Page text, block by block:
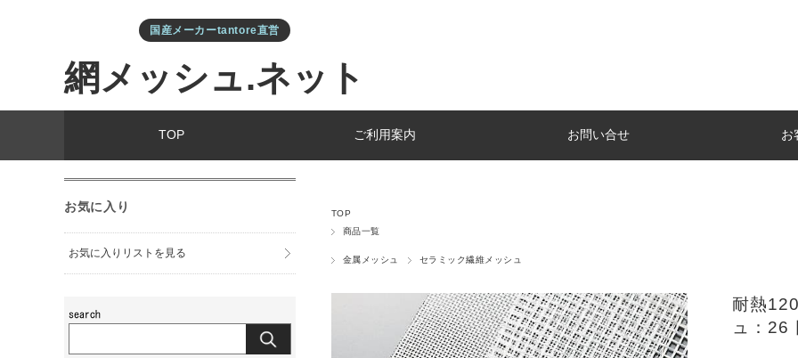
網メッシュ.ネット
国産メーカーtantore直営
TOP ご利用案内 お問い合せ お
TOP
商品一覧
金属メッシュ セラミック繊維メッシュ
耐熱
ュ：26
お気に入り
お気に入りリストを見る